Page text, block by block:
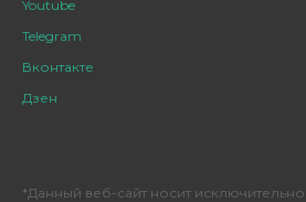
Youtube
Telegram
Вконтакте
Дзен
*Данный веб-сайт носит